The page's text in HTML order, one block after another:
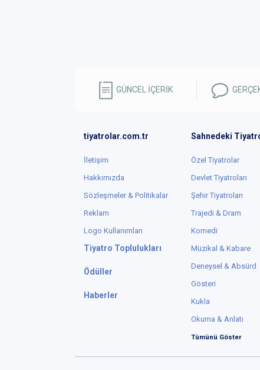
GÜNCEL İÇERİK
tiyatrolar.com.tr
İletişim
Hakkımızda
Sözleşmeler & Politikalar
Reklam
Logo Kullanımları
Tiyatro Toplulukları
Ödüller
Haberler
Sahnedeki
Özel Tiyatrolar
Devlet Tiyatroları
Şehir Tiyatroları
Trajedi & Dram
Komedi
Müzikal & Kabare
Deneysel & Absürd
Gösteri
Kukla
Okuma & Anlatı
Tümünü Göster